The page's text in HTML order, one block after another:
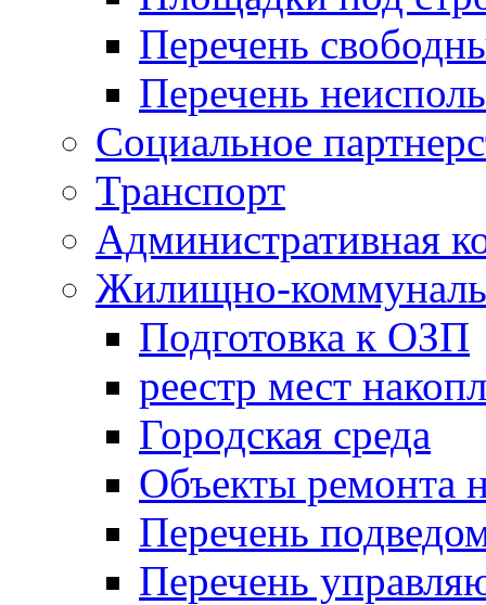
Перечень
Перечень
Социальное
Транспорт
Административная
Жилищно-
Подготовка к ОЗП
реестр мест
Городская среда
Объекты ремонта
Перечень
Перечень